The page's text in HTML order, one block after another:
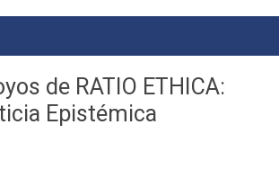
de RATIO ETHICA:
Epistémica